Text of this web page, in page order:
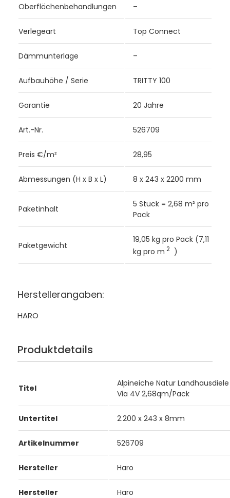
Oberflächenbehandlungen –
Verlegeart Top Connect
Dämmunterlage –
Aufbauhöhe / Serie TRITTY 100
Garantie 20 Jahre
Art.-Nr. 526709
Preis €/m² 28,95
Abmessungen (H x B x L) 8 x 243 x 2200 mm
Paketinhalt
5 Stück = 2,68 m² pro
Pack
Paketgewicht
19,05 kg pro Pack (7,11
kg pro m 2)
Herstellerangaben:
HARO
Produktdetails
Titel
Alpineiche Natur
Via 4V 2,68qm/Pack
Untertitel 2.200 x 243 x 8mm
Artikelnummer 526709
Hersteller Haro
Hersteller Haro